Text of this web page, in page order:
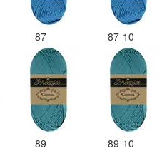
87 87-10
89 89-10